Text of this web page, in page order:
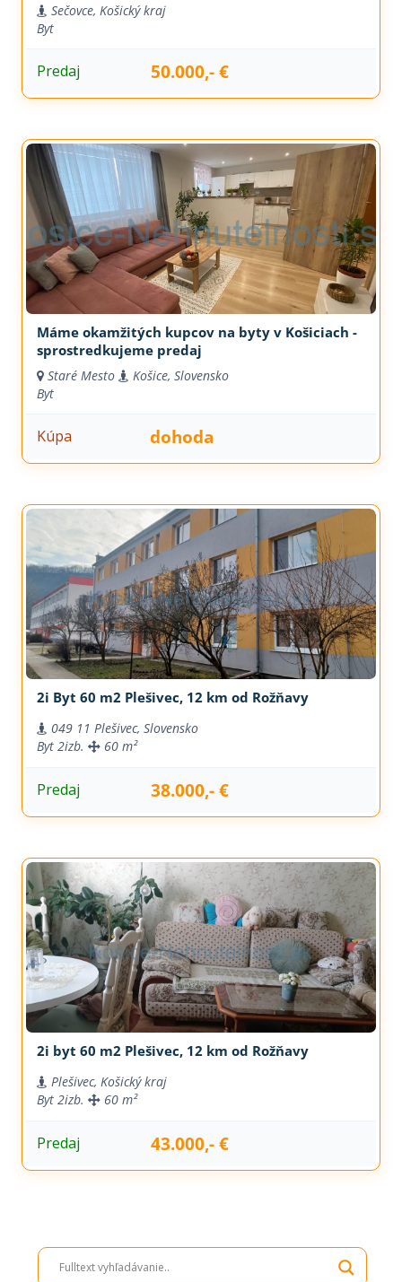
Sečovce, Košický kraj
Byt
Predaj 50.000,- €
Máme okamžitých kupcov na byty v Košiciach -
sprostredkujeme predaj
Staré Mesto
Košice, Slovensko
Byt
Kúpa dohoda
2i Byt 60 m2 Plešivec, 12 km od Rožňavy
049 11 Plešivec, Slovensko
Byt 2izb. 60 m²
Predaj 38.000,- €
2i byt 60 m2 Plešivec, 12 km od Rožňavy
Plešivec, Košický kraj
Byt 2izb. 60 m²
Predaj 43.000,- €